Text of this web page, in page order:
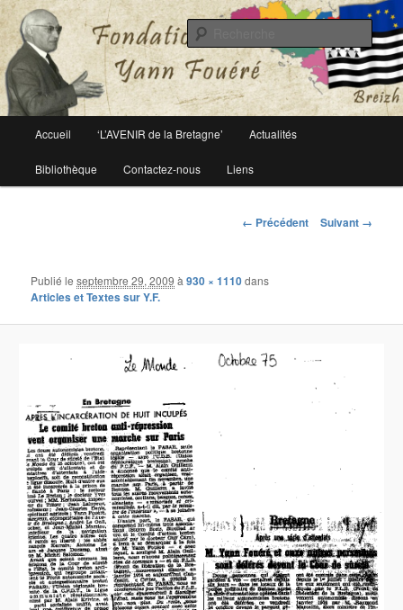
Fondation Yann Fouéré
Le site officiel de la fondation Yann Fouéré
principal
Aller
au
Accueil ‘L’AVENIR de la Bretagne’ Actualités
Bibliothèque Contactez-nous Liens
Navigation
← Précédent Suivant →
Publié leseptembre 29, 2009 à930 × 1110dans
Articles et Textes sur Y.F.